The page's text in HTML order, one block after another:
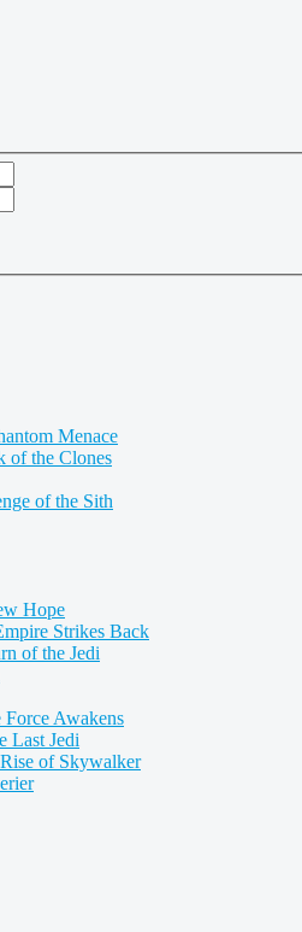
Menace
of the Clones
of the Sith
Hope
Strikes Back
of the Jedi
Awakens
Last Jedi
of Skywalker